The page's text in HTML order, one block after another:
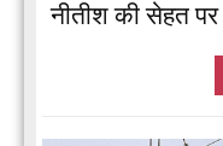
नीतीश की सेहत